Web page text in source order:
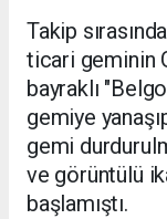
Takip
ticari geminin
bayraklı
gemiye
gemi
ve görüntülü
başlamıştı.